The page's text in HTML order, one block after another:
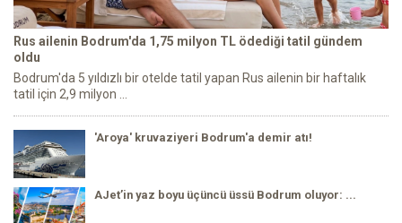
Rus ailenin Bodrum'da 1,75 milyon TL ödediği tatil gündem
oldu
Bodrum'da 5 yıldızlı bir otelde tatil yapan Rus ailenin bir haftalık
tatil için 2,9 milyon ...
'Aroya' kruvaziyeri Bodrum'a demir atı!
AJet’in yaz boyu üçüncü üssü Bodrum oluyor: ...